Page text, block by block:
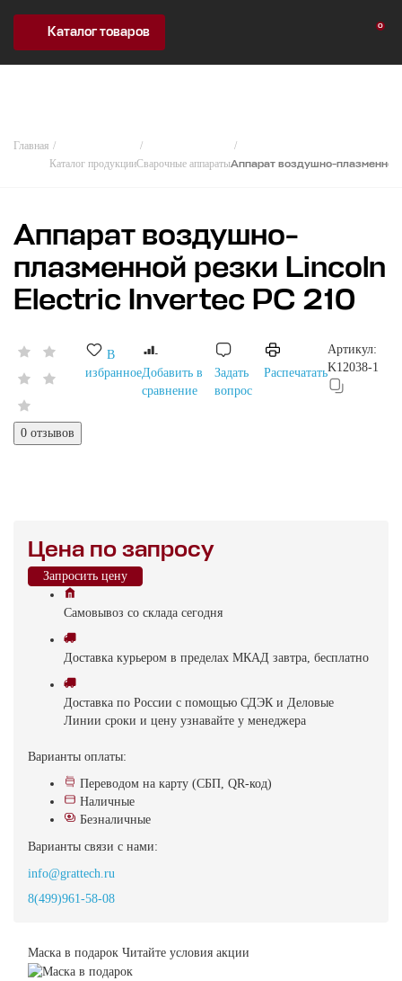
Каталог товаров
0
Главная
Каталог продукцииСварочные аппаратыАппарат воздушно-
Аппарат воздушно-
плазменной резки Lincoln
Electric Invertec PC 210
0 отзывов
В
избранноеДобавить в
сравнение
Задать
вопрос
Распечатать
Артикул:
K12038-1
Цена по запросу
Запросить цену
Самовывоз со склада cегодня
Доставка курьером в пределах МКАД завтра, бесплатно
Доставка по России с помощью СДЭК и Деловые
Линии сроки и цену узнавайте у менеджера
Варианты оплаты:
Переводом на карту (СБП, QR-код)
Наличные
Безналичные
Варианты связи с нами:
info@grattech.ru
8(499)961-58-08
Маска в подарок Читайте условия акции